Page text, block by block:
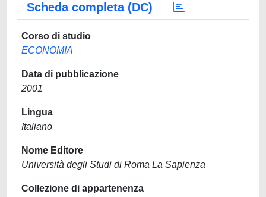
Scheda completa (DC)
Corso di studio
ECONOMIA
Data di pubblicazione
2001
Lingua
Italiano
Nome Editore
Università degli Studi di Roma La Sapienza
Collezione di appartenenza